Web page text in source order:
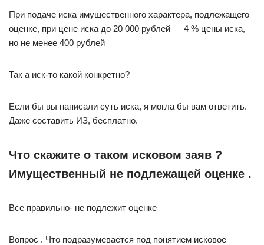
При подаче иска имущественного характера, подлежащего
оценке, при цене иска до 20 000 рублей — 4 % цены иска,
но не менее 400 рублей
Так а иск-то какой конкретно?
Если бы вы написали суть иска, я могла бы вам ответить.
Даже составить ИЗ, бесплатно.
Что скажите о таком исковом заяв ?
Имущественный не подлежащей оценке .
Все правильно- не подлежит оценке
Вопрос . Что подразумевается под понятием исковое